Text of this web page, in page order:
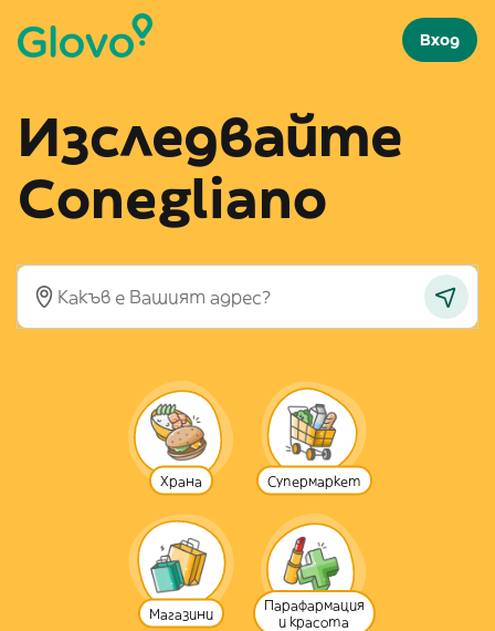
Вход
Изследвайте
Conegliano
Храна Супермаркет
Магазини
Парафармация
и красота